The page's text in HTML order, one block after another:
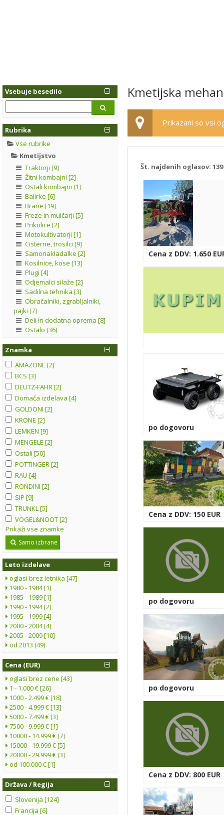
Vsebuje besedilo
Rubrika
Vse rubrike
Kmetijstvo
Traktorji [9]
Žitni kombajni [2]
Ostali kombajni [1]
Balirke [6]
Brane [19]
Freze in mulčarji [5]
Prikolice [2]
Motokultivatorji [1]
Cisterne, trosilci [9]
Samonakladalke [2]
Kosilnice, kose [13]
Plugi [4]
Odjemalci silaže [2]
Sadilna tehnika [3]
Obračalniki, zgrabljalniki,
pajki [7]
Deli in dodatna oprema [8]
Ostalo [36]
Znamka
AMAZONE [2]
BCS [3]
DEUTZ-FAHR [2]
Domača izdelava [4]
GOLDONI [2]
KRONE [2]
LEMKEN [9]
MENGELE [2]
Ostali [50]
PÖTTINGER [2]
RAU [4]
RONDINI [2]
SIP [9]
TRUNKL [5]
VOGEL&NOOT [2]
Prikaži vse znamke
Samo izbrane
Leto izdelave
oglasi brez letnika [47]
1980 - 1984 [1]
1985 - 1989 [1]
1990 - 1994 [2]
1995 - 1999 [4]
2000 - 2004 [4]
2005 - 2009 [10]
od 2013 [49]
Cena (EUR)
oglasi brez cene [43]
1 - 1.000 € [26]
1000 - 2.499 € [18]
2500 - 4.999 € [13]
5000 - 7.499 € [3]
7500 - 9.999 € [1]
10000 - 14.999 € [7]
15000 - 19.999 € [5]
20000 - 29.999 € [3]
od 100.000 € [1]
Država / Regija
Slovenija [124]
Francija [6]
Kmetijska
Prikazani so vsi
Št. najdenih oglasov: 139
Cena z DDV: 1.650
po dogovoru
Cena z DDV: 150 EUR
po dogovoru
po dogovoru
Cena z DDV: 800 EUR